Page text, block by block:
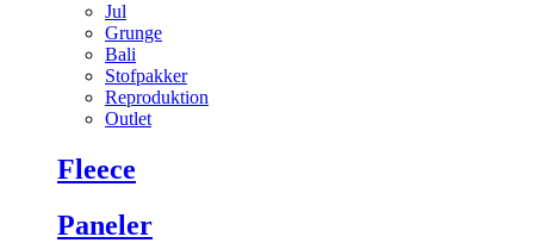
Jul
Grunge
Bali
Stofpakker
Reproduktion
Outlet
Fleece
Paneler